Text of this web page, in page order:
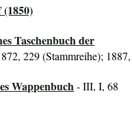
Taschenbuch der
229 (Stammreihe); 1887,
Wappenbuch- III, I, 68